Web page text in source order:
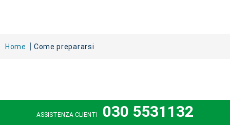
Home Come prepararsi
ASSISTENZA CLIENTI 030 5531132